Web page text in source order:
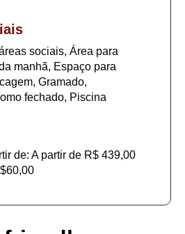
sociais, Área para
manhã, Espaço para
Gramado,
fechado, Piscina
de: A partir de R$ 439,00